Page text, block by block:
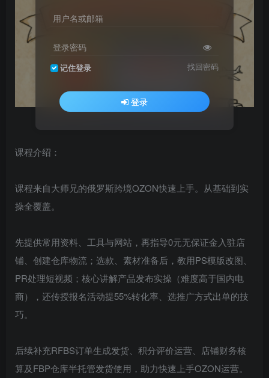
课程介绍：
课程来自大师兄的俄罗斯跨境OZON快速上手。从基础到实
操全覆盖。
先提供常用资料、工具与网站，再指导0元无保证金入驻店
铺、创建仓库物流；选款、素材准备后，教用PS模版改图、
PR处理短视频；核心讲解产品发布实操（难度高于国内电
商），还传授报名活动提55%转化率、选推广方式出单的技
巧。
后续补充RFBS订单生成发货、积分评价运营、店铺财务核
算及FBP仓库半托管发货使用，助力快速上手OZON运营。
用户名或邮箱
登录密码
记住登录 找回密码
登录